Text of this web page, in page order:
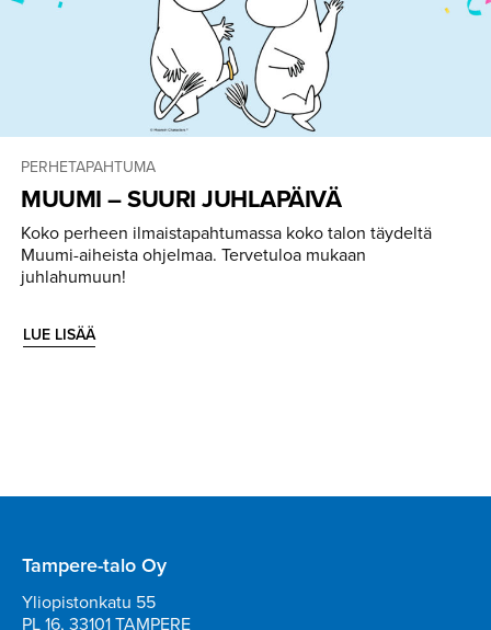
PERHETAPAHTUMA
MUUMI – SUURI JUHLAPÄIVÄ
Koko perheen ilmaistapahtumassa koko talon täydeltä
Muumi-aiheista ohjelmaa. Tervetuloa mukaan
juhlahumuun!
LUE LISÄÄ
Tampere-talo Oy
Yliopistonkatu 55
PL 16, 33101 TAMPERE